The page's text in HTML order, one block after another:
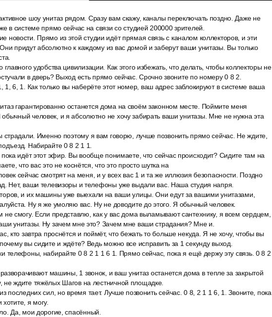
шоу унитаз рядом. Сразу вам скажу, каналы переключать поздно. Даже не
в системе прямо сейчас на связи со студией 200000 зрителей.
Прямо из этой студии идёт прямая связь с каналом коллекторов, и эти
придут абсолютно к каждому из вас домой и заберут ваши унитазы. Вы только
главного удобства цивилизации. Как этого избежать, что делать, чтобы коллекторы не
в дверь? Выход есть прямо сейчас. Срочно звоните по номеру 0 8 2.
6, 1. Как только вы наберёте этот номер, ваш адрес заблокируют в системе ваша
гарантированно останется дома на своём законном месте. Поймите меня
человек, и я абсолютно не хочу забирать ваши унитазы. Мне не нужна эта
страдали. Именно поэтому я вам говорю, лучше позвонить прямо сейчас. Не ждите,
Набирайте 0 8 2 1 1.
идёт этот эфир. Вы вообще понимаете, что сейчас происходит? Сидите там на
что вас это не коснётся, что это просто шутка на
сейчас смотрят на меня, и у всех вас 1 и та же иллюзия безопасности. Поздно
Нет, ваши телевизоры и телефоны уже выдали вас. Наша студия напря.
и их машины уже выехали на ваши улицы. Они едут за вашими унитазами,
Ну я же умоляю вас. Ну не доводите до этого. Я обычный человек.
смогу. Если представлю, как у вас дома выламывают сантехнику, я всем сердцем,
унитазы. Ну зачем мне это? Зачем мне ваши страдания? Мне и.
кто завтра проснётся и поймёт, что бежать то больше некуда. Я не хочу, чтобы вы
вы сидите и ждёте? Ведь можно все исправить за 1 секунду выход.
телефоны, набирайте 0 8 2 1 1 6 1. Прямо сейчас, пока я ещё держу эту связь. 0 8 2
машины, 1 звонок, и ваш унитаз останется дома в тепле за закрытой
не ждите тяжёлых Шагов на лестничной площадке.
последних сил, но время тает. Лучше позвонить сейчас. 0 8, 2 1 1 6, 1. Звоните, пока
я могу.
Да, мои дорогие, спасённый.